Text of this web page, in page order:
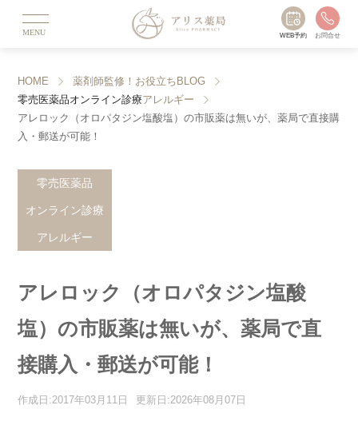
MENU WEB予約 お問合せ
HOME
薬剤師監修！お役立ちBLOG
零売医薬品オンライン診療アレルギー
アレロック（オロパタジン塩酸塩）の市販薬は無いが、薬局で直接購
入・郵送が可能！
零売医薬品
オンライン診療
アレルギー
アレロック（オロパタジン塩酸
塩）の市販薬は無いが、薬局で直
接購入・郵送が可能！
作成日:2017年03月11日 更新日:2026年08月07日